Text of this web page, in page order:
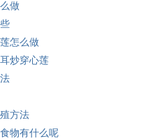
做
怎么做
炒穿心莲
方法
物有什么呢